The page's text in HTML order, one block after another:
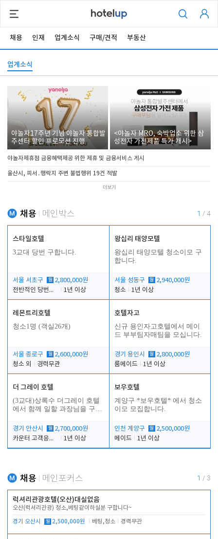
채용 인재 업계소식 구매/견적 부동산
업계소식
야놀자17주년 기념 야놀자 통합발
주센터 할인 프로모션 진행
<야놀자 MRO, 숙박업소 위한 삼
성전자 가전제품 특가 개시>
야놀자제휴점 금융혜택제공 위한 제휴 및 금융서비스 게시
울산시, 피서․행락지 주변 불법행위 19건 적발
더보기
채용 메인박스 1 / 4
스타일호텔
3교대 당번 구합니다.
서울 서초구 월 2,800,000원
전반적인 당번업무
1년 이상
왕십리 태양모텔
왕십리 태양모텔 청소이모 구
합니다.
서울 성동구 월 2,940,000원
청소
1년 이상
레몬트리호텔
청소1명 (객실26개)
서울 종로구 월 2,600,000원
청소 외
경력무관
호텔자고
신규 용인자고호텔에서 메이
드 부부팀자매팀을 모십니다.
경기 용인시 월 2,800,000원
룸메이드
1년 이상
더 그레이 호텔
(3교대)상록수 더그레이 호텔
에서 함께 일할 과장님을 구합
경기 안산시
월 2,700,000원
카운터 고객응대 및 야간더블청소
1년 이상
보우호텔
계양구 *보우호텔* 에서 청소
이모 모집합니다.
인천 계양구 월 2,500,000원
메이드
1년 이상
채용 메인포커스 1 / 3
럭셔리관광호텔(오산)대실없음
오산(럭셔리관광) 청소,베팅같이하실분 구합니다~
경기 오산시 월 2,500,000원 베팅,청소 경력무관